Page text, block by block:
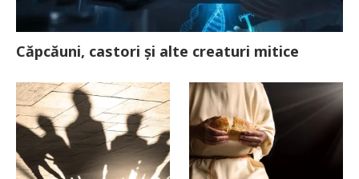
Căpcăuni, castori și alte creaturi mitice